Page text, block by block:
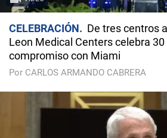
CELEBRACIÓN
De tres centros
Leon Medical Centers celebra 30
compromiso con Miami
Por CARLOS ARMANDO CABRERA